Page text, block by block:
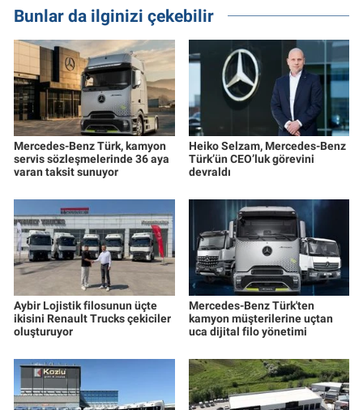
Bunlar da ilginizi çekebilir
Mercedes-Benz Türk, kamyon
servis sözleşmelerinde 36 aya
varan taksit sunuyor
Heiko Selzam, Mercedes-Benz
Türk’ün CEO’luk görevini
devraldı
Aybir Lojistik filosunun üçte
ikisini Renault Trucks çekiciler
oluşturuyor
Mercedes-Benz Türk'ten
kamyon müşterilerine uçtan
uca dijital filo yönetimi